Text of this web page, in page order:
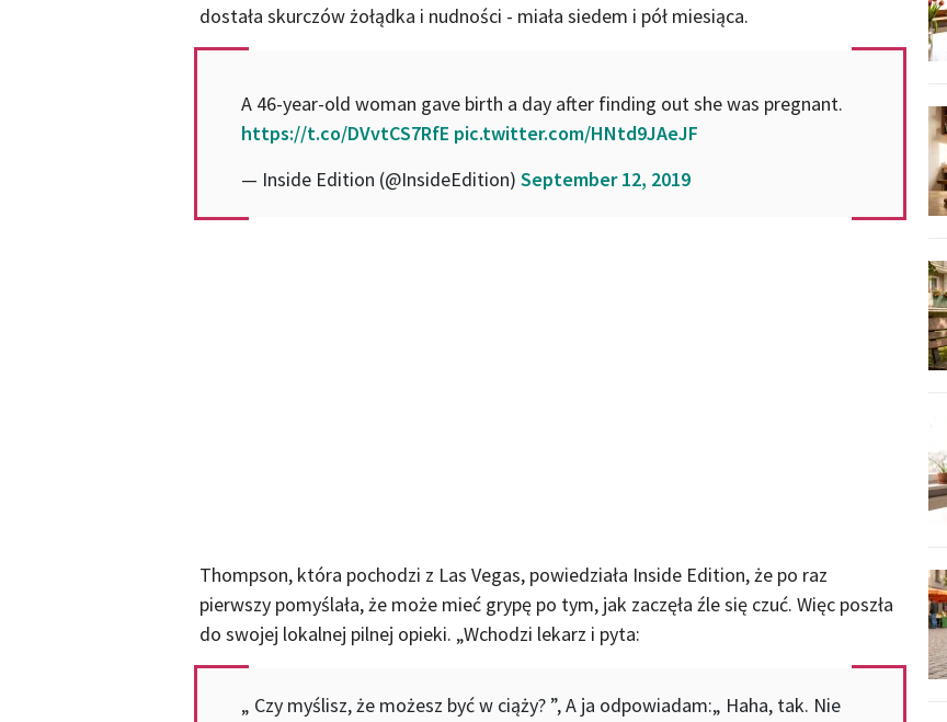
dostała skurczów żołądka i nudności - miała siedem i pół miesiąca.
A 46-year-old woman gave birth a day after finding out she was pregnant.
https://t.co/DVvtCS7RfE pic.twitter.com/HNtd9JAeJF
— Inside Edition (@InsideEdition) September 12, 2019
Thompson, która pochodzi z Las Vegas, powiedziała Inside Edition, że po raz
pierwszy pomyślała, że ​​może mieć grypę po tym, jak zaczęła źle się czuć. Więc poszła
do swojej lokalnej pilnej opieki. „Wchodzi lekarz i pyta:
„ Czy myślisz, że możesz być w ciąży? ”, A ja odpowiadam:„ Haha, tak. Nie